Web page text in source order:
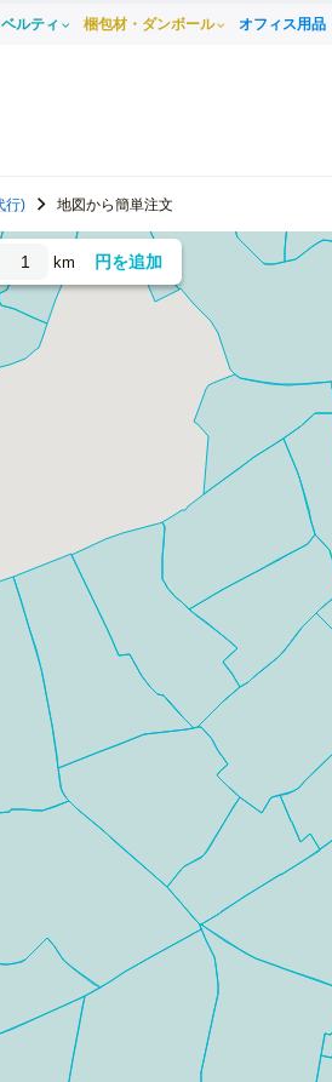
ルティ 梱包材・ダンボール オフィス用品
行) 地図から簡単注文
km 円を追加